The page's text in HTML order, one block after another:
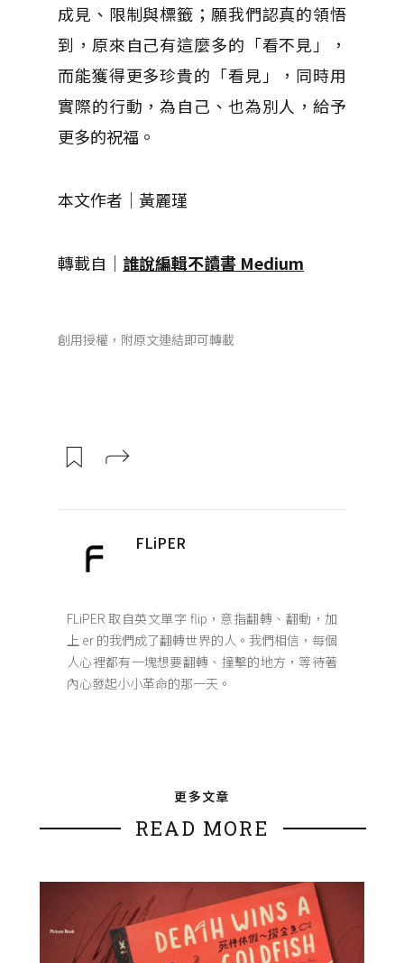
成見、限制與標籤；願我們認真的領悟
到，原來自己有這麼多的「看不見」，
而能獲得更多珍貴的「看見」，同時用
實際的行動，為自己、也為別人，給予
更多的祝福。
本文作者｜黃麗瑾
轉載自｜ 誰說編輯不讀書 Medium
創用授權，附原文連結即可轉載
FLiPER
FLiPER 取自英文單字 flip，意指翻轉、翻動，加
上 er 的我們成了翻轉世界的人。我們相信，每個
人心裡都有一塊想要翻轉、撞擊的地方，等待著
內心發起小小革命的那一天。
更多文章
READ MORE